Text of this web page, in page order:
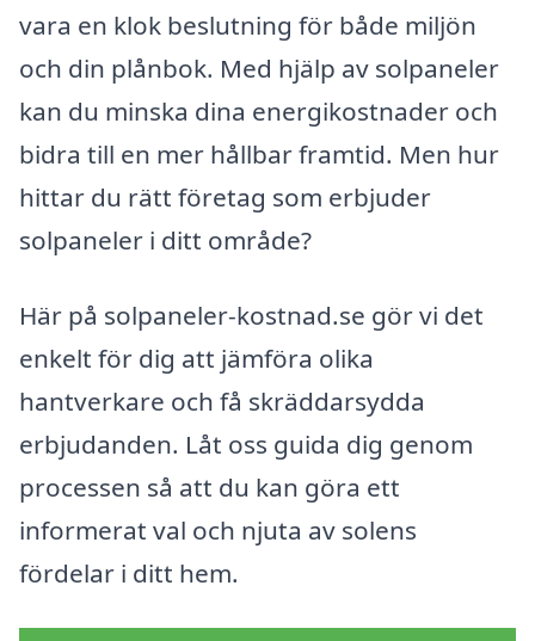
vara en klok beslutning för både miljön
och din plånbok. Med hjälp av solpaneler
kan du minska dina energikostnader och
bidra till en mer hållbar framtid. Men hur
hittar du rätt företag som erbjuder
solpaneler i ditt område?
Här på solpaneler-kostnad.se gör vi det
enkelt för dig att jämföra olika
hantverkare och få skräddarsydda
erbjudanden. Låt oss guida dig genom
processen så att du kan göra ett
informerat val och njuta av solens
fördelar i ditt hem.